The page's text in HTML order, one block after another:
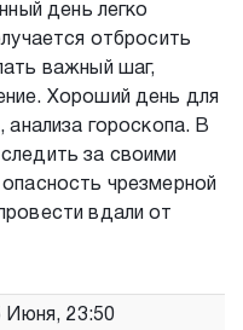
день легко
отбросить
важный шаг,
Хороший день для
анализа гороскопа. В
за своими
чрезмерной
вдали от
Июня, 23:50